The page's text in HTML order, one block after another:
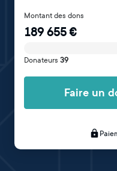
Montant des dons
189 655€
Donateurs 39
Faire un